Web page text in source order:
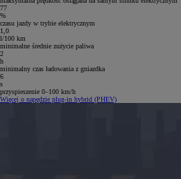
77
%
czasu jazdy w trybie elektrycznym
1,0
l/100 km
minimalne średnie zużycie paliwa
2
h
minimalny czas ładowania z gniazdka
6
s
przyspieszenie 0–100 km/h
Więcej o napędzie plug-in hybrid (PHEV)